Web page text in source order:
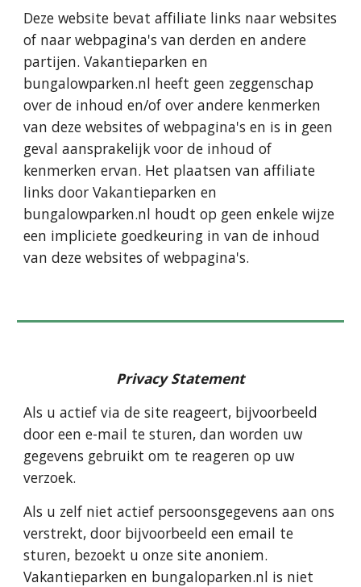
Deze website bevat affiliate links naar websites
of naar webpagina's van derden en andere
partijen. Vakantieparken en
bungalowparken.nl heeft geen zeggenschap
over de inhoud en/of over andere kenmerken
van deze websites of webpagina's en is in geen
geval aansprakelijk voor de inhoud of
kenmerken ervan. Het plaatsen van affiliate
links door Vakantieparken en
bungalowparken.nl houdt op geen enkele wijze
een impliciete goedkeuring in van de inhoud
van deze websites of webpagina's.
Privacy Statement
Als u actief via de site reageert, bijvoorbeeld
door een e-mail te sturen, dan worden uw
gegevens gebruikt om te reageren op uw
verzoek.
Als u zelf niet actief persoonsgegevens aan ons
verstrekt, door bijvoorbeeld een email te
sturen, bezoekt u onze site anoniem.
Vakantieparken en bungaloparken.nl is niet